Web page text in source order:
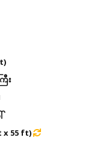
း
x 55 ft)